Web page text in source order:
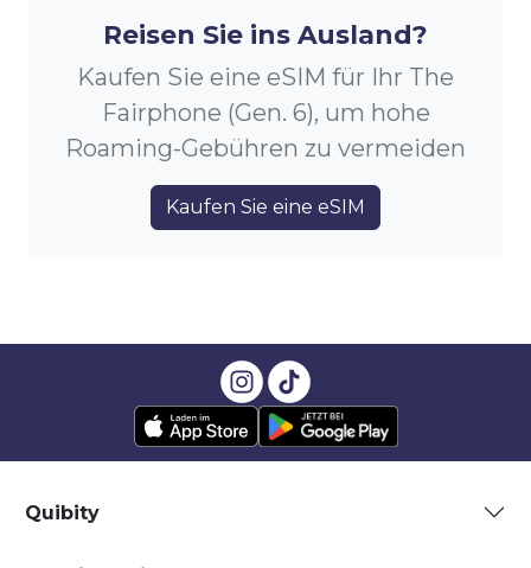
Reisen Sie ins Ausland?
Kaufen Sie eine eSIM für Ihr The
Fairphone (Gen. 6), um hohe
Roaming-Gebühren zu vermeiden
Kaufen Sie eine eSIM
Quibity